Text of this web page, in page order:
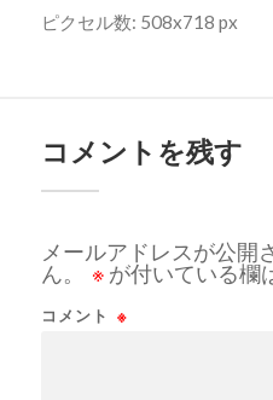
ピクセル数: 508x718 px
コメントを残す
メールアドレスが公開
ん。
※ が付いている欄
コメント ※